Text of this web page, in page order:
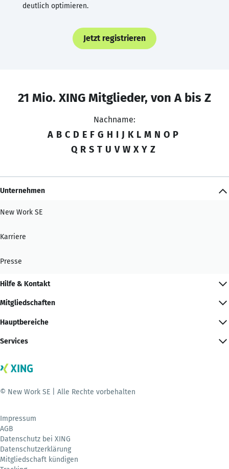
deutlich optimieren.
Jetzt registrieren
21 Mio. XING Mitglieder, von A bis Z
Nachname:
A B C D E F G H I J K L M N O P
Q R S T U V W X Y Z
Unternehmen
New Work SE
Karriere
Presse
Hilfe & Kontakt
Mitgliedschaften
Hauptbereiche
Services
© New Work SE | Alle Rechte vorbehalten
Impressum
AGB
Datenschutz bei XING
Datenschutzerklärung
Mitgliedschaft kündigen